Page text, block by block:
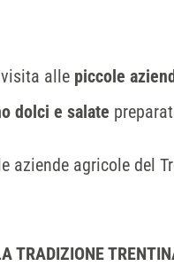
visita alle piccole
dolci e salate
TRADIZIONE